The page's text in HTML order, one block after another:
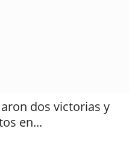
dos victorias y
en...